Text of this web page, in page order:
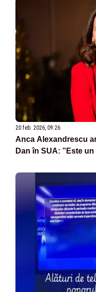
20 feb. 2026, 09:26
Anca Alexandrescu
Dan în SUA: ”Este